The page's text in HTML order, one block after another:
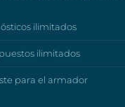
ilimitados
ilimitados
para el armador